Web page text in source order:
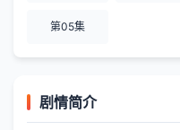
第05集
剧情简介